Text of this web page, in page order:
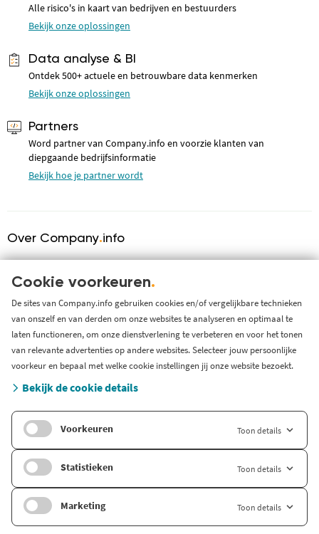
Alle risico's in kaart van bedrijven en bestuurders
Bekijk onze oplossingen
Data analyse & BI
Ontdek 500+ actuele en betrouwbare data kenmerken
Bekijk onze oplossingen
Partners
Word partner van Company.info en voorzie klanten van
diepgaande bedrijfsinformatie
Bekijk hoe je partner wordt
Over Company.info
Over ons
KVK serviceprovider
Werken bij Company.info
Blog
Support
Systeem status en storingen
Zoek branche-informatie
Internationaal
Company.info Deutschland
Company.info English
Cookie voorkeuren.
De sites van Company.info gebruiken cookies en/of vergelijkbare technieken
van onszelf en van derden om onze websites te analyseren en optimaal te
laten functioneren, om onze dienstverlening te verbeteren en voor het tonen
van relevante advertenties op andere websites. Selecteer jouw persoonlijke
voorkeur en bepaal met welke cookie instellingen jij onze website bezoekt.
Bekijk de cookie details
Voorkeuren Toon details
Statistieken Toon details
Marketing Toon details